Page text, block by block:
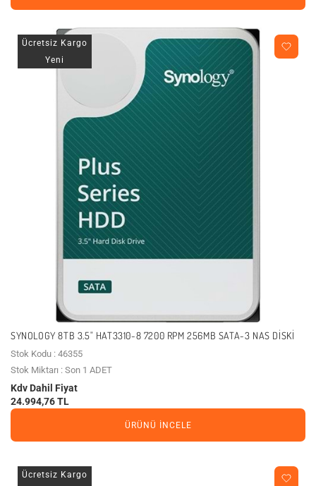
Ücretsiz Kargo
Yeni
SYNOLOGY 8TB 3.5" HAT3310-8 7200 RPM 256MB SATA-3 NAS DISKI
Stok Kodu : 46355
Stok Miktarı : Son 1 ADET
Kdv Dahil Fiyat
24.994,76 TL
ÜRÜNÜ İNCELE
Ücretsiz Kargo